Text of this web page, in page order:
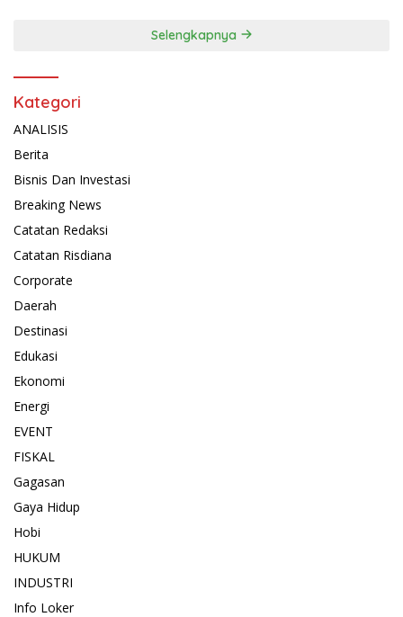
Selengkapnya
Kategori
ANALISIS
Berita
Bisnis Dan Investasi
Breaking News
Catatan Redaksi
Catatan Risdiana
Corporate
Daerah
Destinasi
Edukasi
Ekonomi
Energi
EVENT
FISKAL
Gagasan
Gaya Hidup
Hobi
HUKUM
INDUSTRI
Info Loker